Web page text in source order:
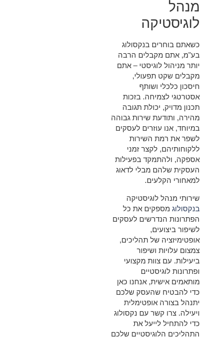
מנהל
לוגיסטיקה
כשאתם בוחרים בנקסולוג
בע"מ, אתם מקבלים הרבה
יותר מניהול לוגיסטי – אתם
מקבלים שקט תפעולי,
חיסכון כלכלי ושותף
אסטרטגי לצמיחה. בזכות
תכנון מדויק, יכולת תגובה
מהירה, ותודעת שירות גבוהה
במיוחד, אנו עוזרים לעסקים
לשפר את רמת השירות
ללקוחותיהם, לקצר זמני
אספקה, ולהתמקד בפעילות
העסקית שלהם מבלי לדאוג
למאחורי הקלעים.
שירותי מנהל לוגיסטיקה
בנקסולוג מספקים את כל
הפתרונות הנדרשים לעסקים
לשיפור ביצועים,
אופטימיזציה של תהליכים,
צמצום עלויות ושיפור
ביעילות. עם צוות מקצועי
ופתרונות לוגיסטיים
מותאמים אישית, אנחנו כאן
כדי להבטיח שהעסק שלכם
יתנהל בצורה אופטימלית
ויעילה. צרו קשר עם נקסולוג
כדי להתחיל לייעל את
התהליכים הלוגיסטיים שלכם